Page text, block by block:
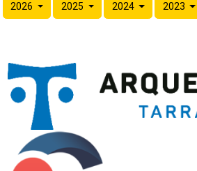
2026 2025 2024 2023